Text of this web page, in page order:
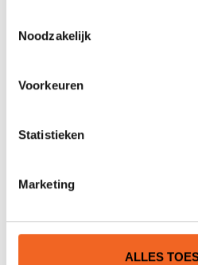
Noodzakelijk
Voorkeuren
Statistieken
Marketing
ALLES
PALM IMPACT, NEOPREEN